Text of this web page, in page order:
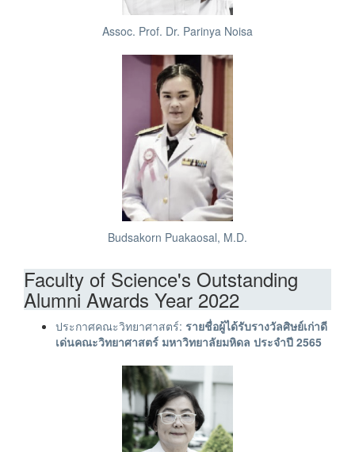
Assoc. Prof. Dr. Parinya Noisa
Budsakorn Puakaosal, M.D.
Faculty of Science's Outstanding
Alumni Awards Year 2022
ประกาศคณะวิทยาศาสตร์: รายชื่อผู้ได้รับรางวัลศิษย์เก่าดี
เด่นคณะวิทยาศาสตร์ มหาวิทยาลัยมหิดล ประจำปี 2565